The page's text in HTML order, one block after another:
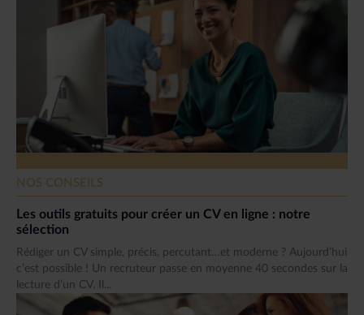
NOS CONSEILS
Les outils gratuits pour créer un CV en ligne : notre
sélection
Rédiger un CV simple, précis, percutant…et moderne ? Aujourd’hui
c’est possible ! Un recruteur passe en moyenne 40 secondes sur la
lecture d’un CV. Il...